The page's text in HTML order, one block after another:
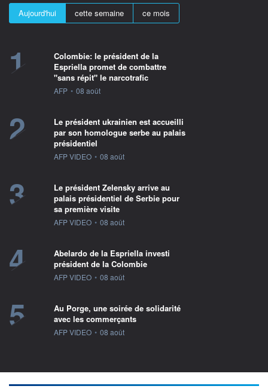
Aujourd'hui cette semaine ce mois
1
Colombie: le président de la
Espriella promet de combattre
"sans répit" le narcotrafic
information fournie par
AFP • 08 août
2
Le président ukrainien est accueilli
par son homologue serbe au palais
présidentiel
information fournie par
AFP VIDEO • 08 août
3
Le président Zelensky arrive au
palais présidentiel de Serbie pour
sa première visite
information fournie par
AFP VIDEO • 08 août
4
Abelardo de la Espriella investi
président de la Colombie
information fournie par
AFP VIDEO • 08 août
5
Au Porge, une soirée de solidarité
avec les commerçants
information fournie par
AFP VIDEO • 08 août